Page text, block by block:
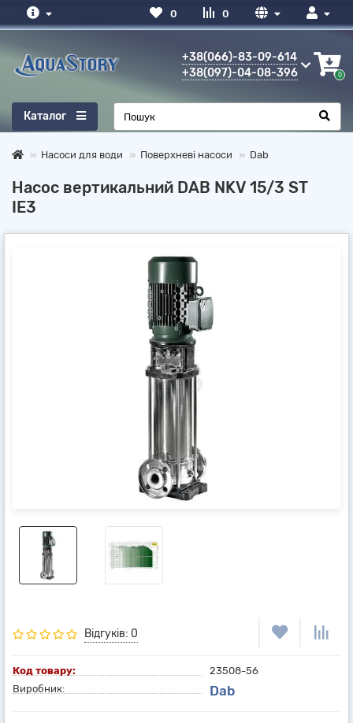
0
0
+38(066)-83-09-614
+38(097)-04-08-396
0
Каталог
Насоси для води Поверхневі насоси Dab
Насос вертикальний DAB NKV 15/3 ST
IE3
Відгуків: 0
Код товару:
23508-56
Виробник:
Dab